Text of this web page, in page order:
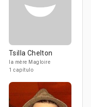
Tsilla Chelton
la mère Magloire
1 capítulo